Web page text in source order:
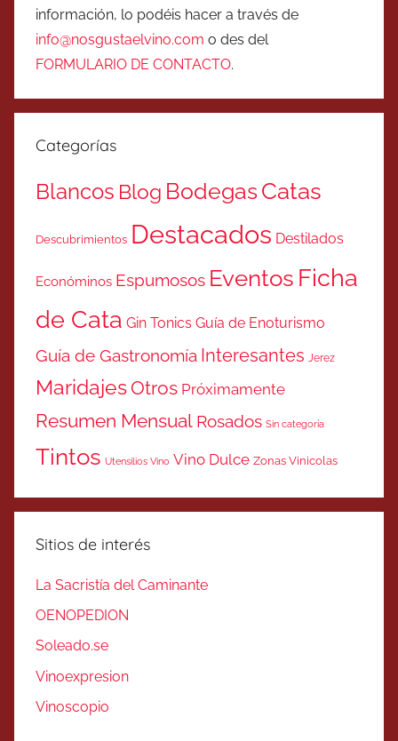
información, lo podéis hacer a través de
info@nosgustaelvino.com o des del
FORMULARIO DE CONTACTO.
Categorías
Blancos Blog BodegasCatas
Descubrimientos Destacados Destilados
Económinos Espumosos Eventos Ficha
de Cata Gin Tonics Guía de Enoturismo
Guía de Gastronomía Interesantes Jerez
MaridajesOtros Próximamente
Resumen Mensual Rosados Sin categoría
Tintos Utensilios Vino Vino Dulce Zonas Vinicolas
Sitios de interés
La Sacristía del Caminante
OENOPEDION
Soleado.se
Vinoexpresion
Vinoscopio